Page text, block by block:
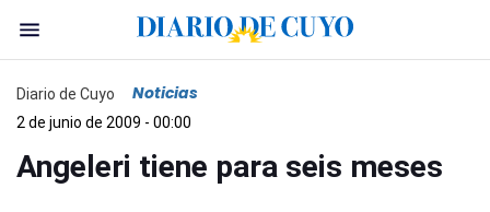
Diario de Cuyo Noticias
2 de junio de 2009 - 00:00
Angeleri tiene para seis meses